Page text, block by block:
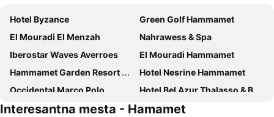
Hotel Byzance
Green Golf Hammamet
El Mouradi El Menzah
Nahrawess & Spa
Iberostar Waves Averroes
El Mouradi Hammamet
Hammamet Garden Resort & Spa
Hotel Nesrine Hammamet
Occidental Marco Polo
Hotel Bel Azur Thalasso & Bungalows
Hotel Menara
La Badira - Adult Only
Interesantna mesta - Hamamet